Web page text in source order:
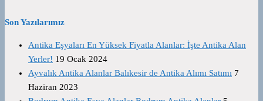
Son Yazılarımız
Antika Eşyaları En Yüksek Fiyatla Alanlar: İşte Antika Alan
Yerler! 19 Ocak 2024
Ayvalık Antika Alanlar Balıkesir de Antika Alımı Satımı 7
Haziran 2023